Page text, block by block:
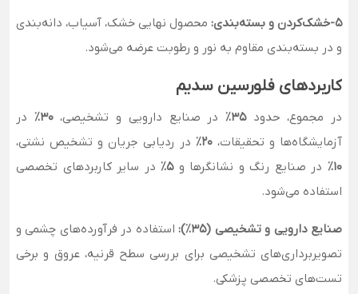
5-خشک‌کردن و بسته‌بندی:
محصول نهایی خشک، آسیاب، دانه‌بندی
و در بسته‌بندی مقاوم به نور و رطوبت عرضه می‌شود.
کاربردهای فلورسین سدیم
در مجموع، حدود ۳۵٪ در صنایع دارویی و تشخیصی،۳۰٪
در
آزمایشگاه‌ها و تحقیقات، ۲۰٪
در ردیابی جریان و تشخیص نشتی،
۱۰٪ در صنایع رنگ و نشانگرها و۵٪ در سایر کاربردهای تخصصی
استفاده می‌شود.
صنایع دارویی و تشخیصی (۳۵٪):
استفاده در فرآورده‌های چشمی و
تصویربرداری‌های تشخیصی برای بررسی سطح قرنیه، عروق و برخی
تست‌های تخصصی پزشکی.